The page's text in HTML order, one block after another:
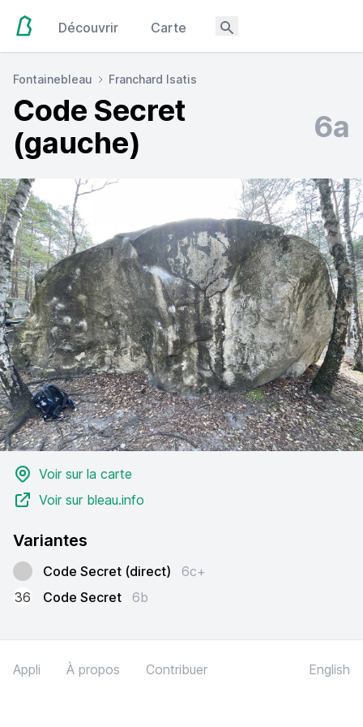
Découvrir Carte
Fontainebleau Franchard Isatis
Code Secret
(gauche)
6a
Voir sur la carte
Voir sur bleau.info
Variantes
Code Secret (direct)
6c+
36
Code Secret 6b
Appli À propos Contribuer English